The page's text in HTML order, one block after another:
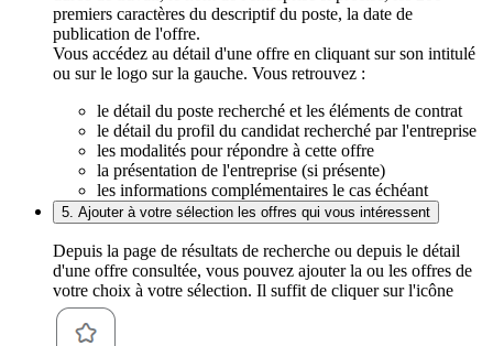
premiers caractères du descriptif du poste, la date de
publication de l'offre.
Vous accédez au détail d'une offre en cliquant sur son intitulé
ou sur le logo sur la gauche. Vous retrouvez :
le détail du poste recherché et les éléments de contrat
le détail du profil du candidat recherché par l'entreprise
les modalités pour répondre à cette offre
la présentation de l'entreprise (si présente)
les informations complémentaires le cas échéant
5. Ajouter à votre sélection les offres qui vous intéressent
Depuis la page de résultats de recherche ou depuis le détail
d'une offre consultée, vous pouvez ajouter la ou les offres de
votre choix à votre sélection. Il suffit de cliquer sur l'icône